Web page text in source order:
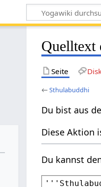
Quelltext
Seite
←Sthulabuddhi
Du bist aus
Diese Aktion
Du kannst